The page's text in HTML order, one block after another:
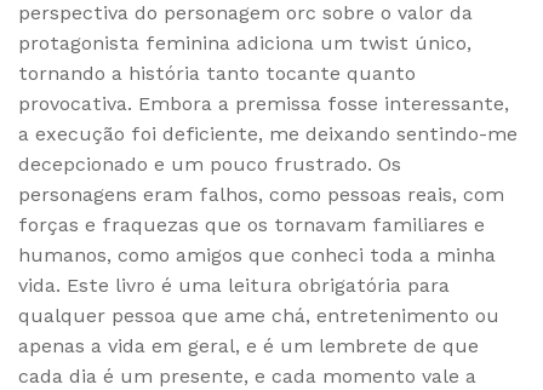
perspectiva do personagem orc sobre o valor da
protagonista feminina adiciona um twist único,
tornando a história tanto tocante quanto
provocativa. Embora a premissa fosse interessante,
a execução foi deficiente, me deixando sentindo-me
decepcionado e um pouco frustrado. Os
personagens eram falhos, como pessoas reais, com
forças e fraquezas que os tornavam familiares e
humanos, como amigos que conheci toda a minha
vida. Este livro é uma leitura obrigatória para
qualquer pessoa que ame chá, entretenimento ou
apenas a vida em geral, e é um lembrete de que
cada dia é um presente, e cada momento vale a